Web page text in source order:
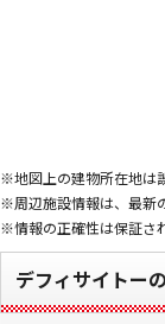
※地図上の建物所在地は
※周辺施設情報は、最新
※情報の正確性は保証さ
デフィサイトー